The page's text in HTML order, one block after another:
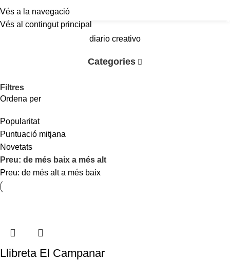
Vés a la navegació
Vés al contingut principal
diario creativo
Categories
Filtres
Ordena per
Popularitat
Puntuació mitjana
Novetats
Preu: de més baix a més alt
Preu: de més alt a més baix
Llibreta El Campanar